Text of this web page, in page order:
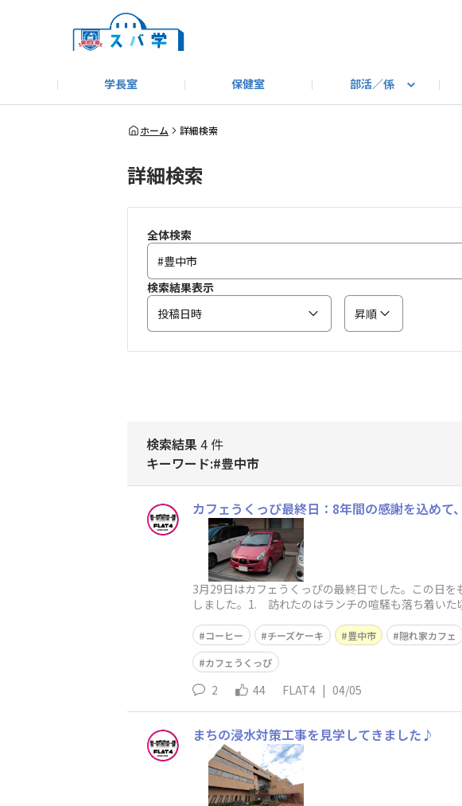
学長室 保健室 部活／係
キャンプ＆アウトドア部
モータースポーツ部
＃洗車同好会
その他
教えてコーナー
はじめましての方へ
SUBARUオフィシャルWebサイト
ホーム 詳細検索
詳細検索
全体検索
検索結果表示
投稿日時
昇順
検索結果4 件
キーワード:#豊中市
カフェうくっぴ最終日：8年間の感謝を込めて
3月29日はカフェうくっぴの最終日でした。この日
しました。1. 訪れたのはランチの喧騒も落ち着い
コーヒー チーズケーキ 豊中市 隠れ家カフェ
カフェうくっぴ
2 44 FLAT4 | 04/05
まちの浸水対策工事を見学してきました♪